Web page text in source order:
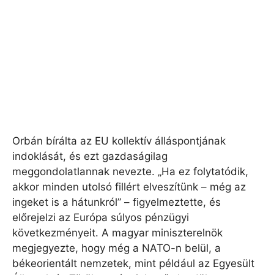
Orbán bírálta az EU kollektív álláspontjának
indoklását, és ezt gazdaságilag
meggondolatlannak nevezte. „Ha ez folytatódik,
akkor minden utolsó fillért elveszítünk – még az
ingeket is a hátunkról” – figyelmeztette, és
előrejelzi az Európa súlyos pénzügyi
következményeit. A magyar miniszterelnök
megjegyezte, hogy még a NATO-n belül, a
békeorientált nemzetek, mint például az Egyesült